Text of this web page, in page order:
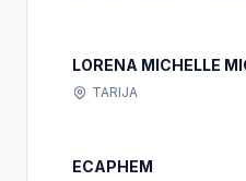
LORENA MICHELLE
TARIJA
ECAPHEM